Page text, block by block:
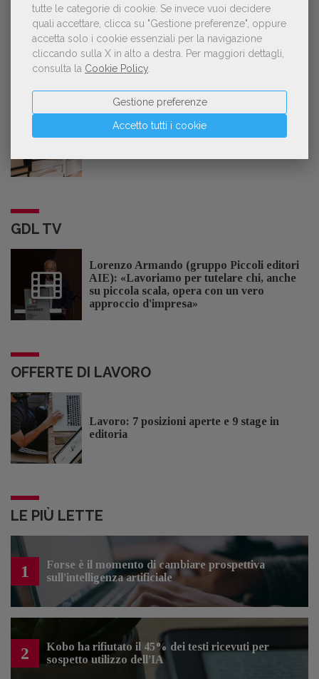
tutte le categorie di cookie. Se invece vuoi decidere
quali accettare, clicca su "Gestione preferenze", oppure
accetta solo i cookie essenziali per la navigazione
cliccando sulla X in alto a destra.
Per maggiori dettagli,
consulta la Cookie Policy
Accetto tutti i cookie
Gestione preferenze
GDL TV
Lorenzo Armando (gruppo Piccoli editori
AIE): «Lavoriamo per tutelare chi, anche
su piccola scala, opera con un vero
approccio d'impresa»
OFFERTE DI LAVORO
Lavoro: 7 posizioni aperte e 9 stage in
editoria
LE PIÙ LETTE
1
Forse è il momento di cambiare prospettiva
sull’intelligenza artificiale
2
Kobo ha rifiutato il 45% dei testi ricevuti per
sospetto utilizzo dell’IA